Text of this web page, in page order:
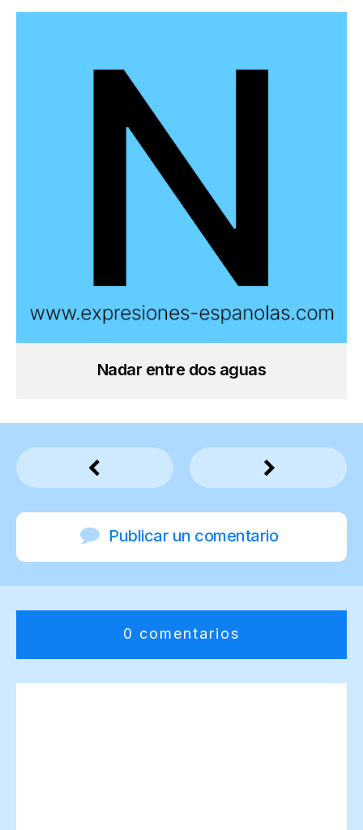
Nadar entre dos aguas
Publicar un comentario
0 comentarios